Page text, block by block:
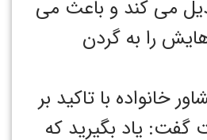
می کند و باعث می
را به گردن
خانواده با تاکید بر
یاد بگیرید که